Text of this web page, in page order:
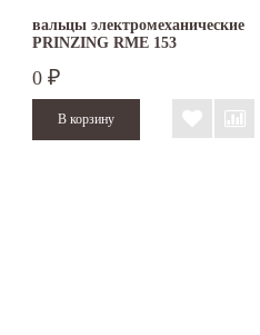
вальцы электромеханические
PRINZING RME 153
0 ₽